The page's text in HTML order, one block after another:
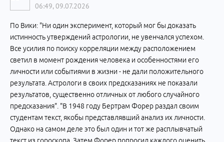
06:49, 09.07.2026
По Вики: "Ни один эксперимент, который мог бы доказать
истинность утверждений астрологии, не увенчался успехом.
Все усилия по поиску корреляции между расположением
светил в момент рождения человека и особенностями его
личности или событиями в жизни - не дали положительного
результата. Астрологи в своих предсказаниях не показали
результатов, существенно отличных от любого случайного
предсказания". "В 1948 году Бертрам Форер раздал своим
студентам текст, якобы представлявший анализ их личности.
Однако на самом деле это был один и тот же расплывчатый